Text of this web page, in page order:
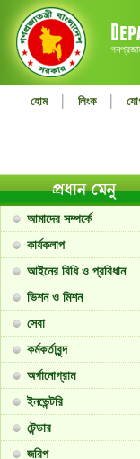
হোম | লিংক |
আমাদের সম্পর্কে
কার্যকলাপ
আইনের বিধি ও প্রবিধান
ভিশন ও মিশন
সেবা
কর্মকর্তাবৃন্দ
অর্গানোগ্রাম
ইনভেন্টরি
টেন্ডার
জরিপ